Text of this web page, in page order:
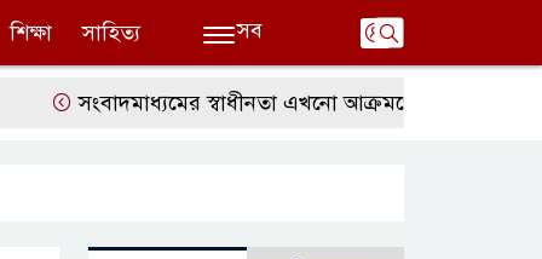
শিক্ষা সাহিত্য সব
সংবাদমাধ্যমের স্বাধীনতা এখনো আক্রমণের মুখে: সম্পাদক